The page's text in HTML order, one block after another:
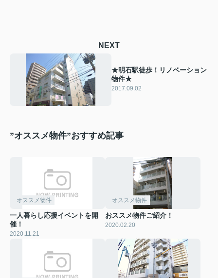
NEXT
★明石駅徒歩！リノベーション
物件★
2017.09.02
”オススメ物件”おすすめ記事
オススメ物件
一人暮らし応援イベントを開
催！
2020.11.21
オススメ物件
おススメ物件ご紹介！
2020.02.20